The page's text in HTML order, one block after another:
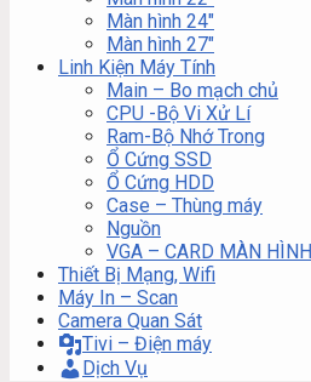
Màn hình 24″
Màn hình 27″
Linh Kiện Máy Tính
Main – Bo mạch chủ
CPU -Bộ Vi Xử Lí
Ram-Bộ Nhớ Trong
Ổ Cứng SSD
Ổ Cứng HDD
Case – Thùng máy
Nguồn
VGA – CARD MÀN HÌNH
Thiết Bị Mạng, Wifi
Máy In – Scan
Camera Quan Sát
Tivi – Điện máy
Dịch Vụ